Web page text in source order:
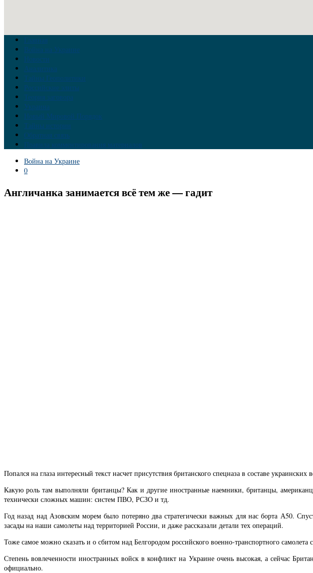
Главная
Война на Украине
Новости
Аналитика
Тайны Геополитики
Российские элиты
Теория заговора
Украина
Новый Мировой Порядок
Тайны истории
Обратная связь
Правила комментирования материалов
Война на Украине
0
Англичанка занимается всё тем же — гадит
Попался на глаза интересный текст насчет присутствия британского спецназа в составе
Какую роль там выполняли британцы? Как и другие иностранные наемники, британцы,
технически сложных машин: систем ПВО, РСЗО и тд.
Год назад над Азовским морем было потеряно два стратегически важных для нас борта А50.
засады на наши самолеты над территорией России, и даже рассказали детали тех операций.
Тоже самое можно сказать и о сбитом над Белгородом российского военно-транспортного
Степень вовлеченности иностранных войск в конфликт на Украине очень высокая, а сейчас
официально.